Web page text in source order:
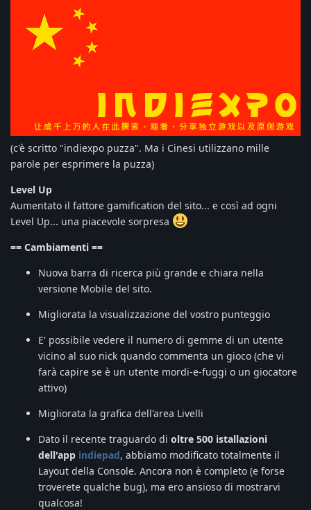
(c'è scritto "indiexpo puzza". Ma i Cinesi utilizzano mille
parole per esprimere la puzza)
Level Up
Aumentato il fattore gamification del sito... e così ad ogni
Level Up... una piacevole sorpresa
== Cambiamenti ==
Nuova barra di ricerca più grande e chiara nella
versione Mobile del sito.
Migliorata la visualizzazione del vostro punteggio
E' possibile vedere il numero di gemme di un utente
vicino al suo nick quando commenta un gioco (che vi
farà capire se è un utente mordi-e-fuggi o un giocatore
attivo)
Migliorata la grafica dell'area Livelli
Dato il recente traguardo di oltre 500 istallazioni
dell'app indiepad, abbiamo modificato totalmente il
Layout della Console. Ancora non è completo (e forse
troverete qualche bug), ma ero ansioso di mostrarvi
qualcosa!